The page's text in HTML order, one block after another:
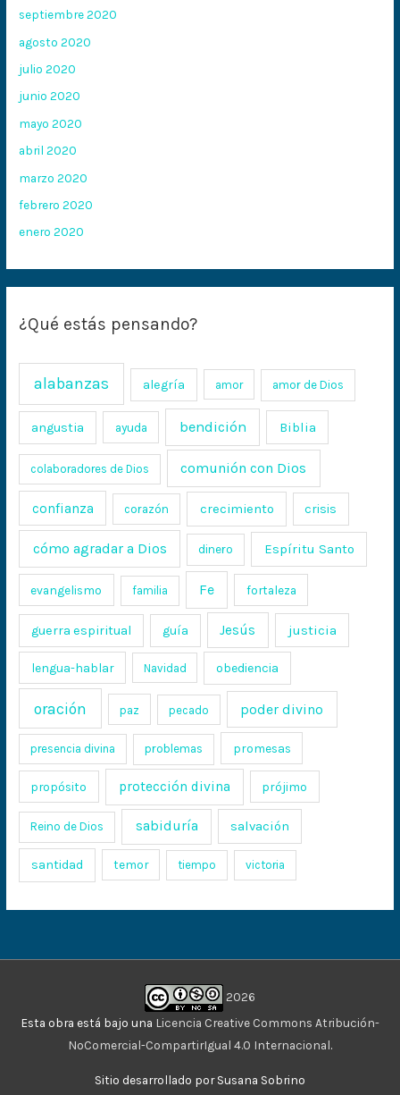
septiembre 2020
agosto 2020
julio 2020
junio 2020
mayo 2020
abril 2020
marzo 2020
febrero 2020
enero 2020
¿Qué estás pensando?
alabanzas alegría amor amor de Dios
angustia ayuda bendición Biblia
colaboradores de Dios comunión con Dios
confianza corazón crecimiento crisis
cómo agradar a Dios dinero Espíritu Santo
evangelismo familia Fe fortaleza
guerra espiritual guía Jesús justicia
lengua-hablar Navidad obediencia
oración paz pecado poder divino
presencia divina problemas promesas
propósito protección divina prójimo
Reino de Dios sabiduría salvación
santidad temor tiempo victoria
2026
Esta obra está bajo una Licencia Creative Commons Atribución-
NoComercial-CompartirIgual 4.0 Internacional.
Sitio desarrollado por Susana Sobrino